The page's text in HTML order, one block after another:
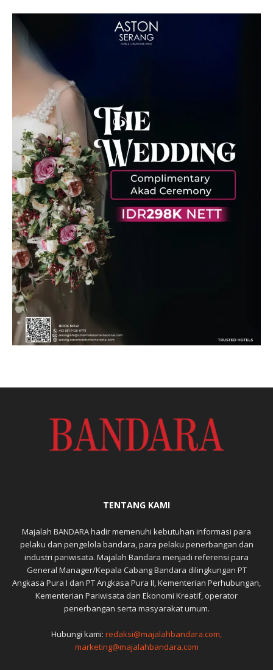
TENTANG KAMI
Majalah BANDARA hadir memenuhi kebutuhan informasi para
pelaku dan pengelola bandara, para pelaku penerbangan dan
industri pariwisata. Majalah Bandara menjadi referensi para
General Manager/Kepala Cabang Bandara dilingkungan PT
Angkasa Pura I dan PT Angkasa Pura II, Kementerian Perhubungan,
Kementerian Pariwisata dan Ekonomi Kreatif, operator
penerbangan serta masyarakat umum.
Hubungi kami: redaksi@majalahbandara.com,
marketing@majalahbandara.com